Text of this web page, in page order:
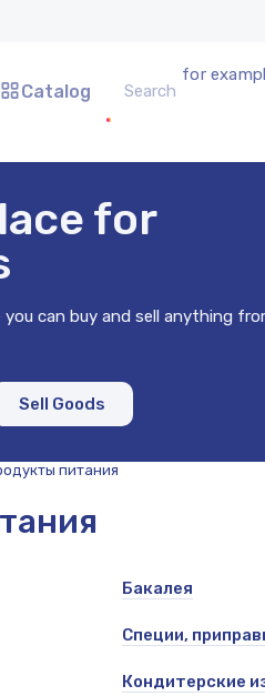
Catalog
for
for
you can buy and sell anything
Sell Goods
питания
Бакалея
Специи,
Кондитерские